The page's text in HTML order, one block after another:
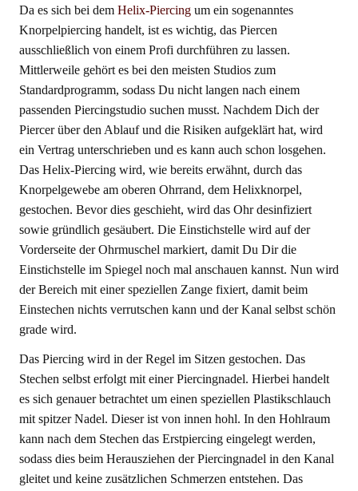
Da es sich bei dem Helix-Piercing um ein sogenanntes
Knorpelpiercing handelt, ist es wichtig, das Piercen
ausschließlich von einem Profi durchführen zu lassen.
Mittlerweile gehört es bei den meisten Studios zum
Standardprogramm, sodass Du nicht langen nach einem
passenden Piercingstudio suchen musst. Nachdem Dich der
Piercer über den Ablauf und die Risiken aufgeklärt hat, wird
ein Vertrag unterschrieben und es kann auch schon losgehen.
Das Helix-Piercing wird, wie bereits erwähnt, durch das
Knorpelgewebe am oberen Ohrrand, dem Helixknorpel,
gestochen. Bevor dies geschieht, wird das Ohr desinfiziert
sowie gründlich gesäubert. Die Einstichstelle wird auf der
Vorderseite der Ohrmuschel markiert, damit Du Dir die
Einstichstelle im Spiegel noch mal anschauen kannst. Nun wird
der Bereich mit einer speziellen Zange fixiert, damit beim
Einstechen nichts verrutschen kann und der Kanal selbst schön
grade wird.
Das Piercing wird in der Regel im Sitzen gestochen. Das
Stechen selbst erfolgt mit einer Piercingnadel. Hierbei handelt
es sich genauer betrachtet um einen speziellen Plastikschlauch
mit spitzer Nadel. Dieser ist von innen hohl. In den Hohlraum
kann nach dem Stechen das Erstpiercing eingelegt werden,
sodass dies beim Herausziehen der Piercingnadel in den Kanal
gleitet und keine zusätzlichen Schmerzen entstehen. Das